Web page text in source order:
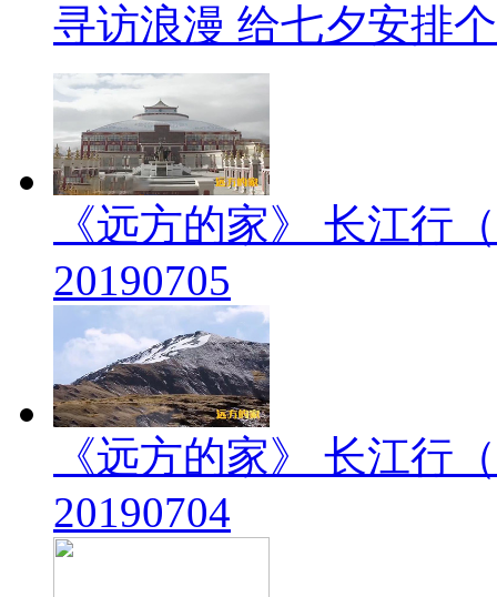
寻访浪漫 给七夕安排
《远方的家》 长江行
20190705
《远方的家》 长江行
20190704